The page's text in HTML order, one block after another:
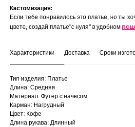
Кастомизация:
Если тебе понравилось это платье, но ты
цвете, создай платье"с нуля" в удобном
Характеристики Доставка Сроки
Тип изделия: Платье
Длина: Средняя
Материал: Футер с начесом
Карман: Нагрудный
Цвет: Кофе
Длина рукава: Длинный